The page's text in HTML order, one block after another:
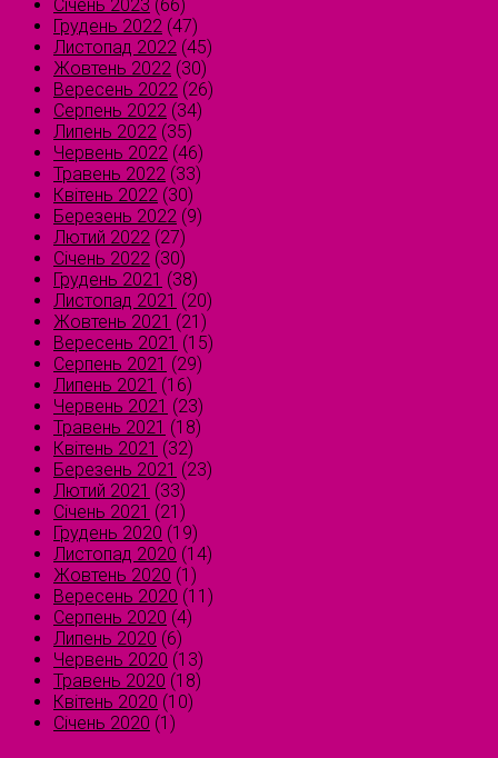
Січень 2023 (66)
Грудень 2022 (47)
Листопад 2022 (45)
Жовтень 2022 (30)
Вересень 2022 (26)
Серпень 2022 (34)
Липень 2022 (35)
Червень 2022 (46)
Травень 2022 (33)
Квітень 2022 (30)
Березень 2022 (9)
Лютий 2022 (27)
Січень 2022 (30)
Грудень 2021 (38)
Листопад 2021 (20)
Жовтень 2021 (21)
Вересень 2021 (15)
Серпень 2021 (29)
Липень 2021 (16)
Червень 2021 (23)
Травень 2021 (18)
Квітень 2021 (32)
Березень 2021 (23)
Лютий 2021 (33)
Січень 2021 (21)
Грудень 2020 (19)
Листопад 2020 (14)
Жовтень 2020 (1)
Вересень 2020 (11)
Серпень 2020 (4)
Липень 2020 (6)
Червень 2020 (13)
Травень 2020 (18)
Квітень 2020 (10)
Січень 2020 (1)